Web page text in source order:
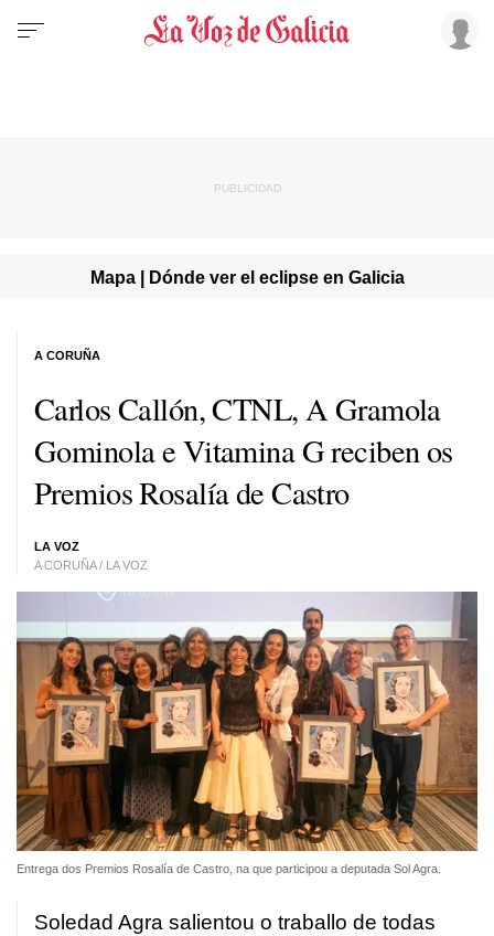
Mapa | Dónde ver el eclipse en Galicia
Carlos Callón, CTNL, A Gramola
Gominola e Vitamina G reciben os
Premios Rosalía de Castro
LA VOZ
A CORUÑA / LA VOZ
A CORUÑA
Entrega dos Premios Rosalía de Castro, na que participou a deputada Sol Agra.
Soledad Agra salientou o traballo de todas